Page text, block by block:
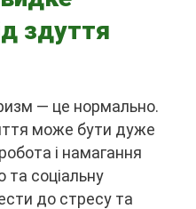
здуття
— це нормально.
може бути дуже
і намагання
та соціальну
до стресу та